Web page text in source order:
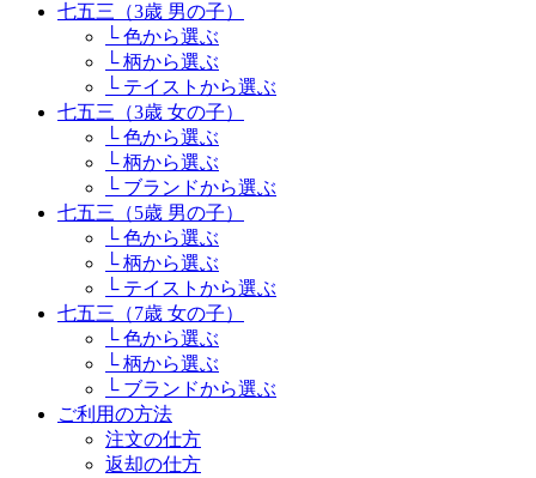
七五三（3歳 男の子）
└ 色から選ぶ
└ 柄から選ぶ
└ テイストから選ぶ
七五三（3歳 女の子）
└ 色から選ぶ
└ 柄から選ぶ
└ ブランドから選ぶ
七五三（5歳 男の子）
└ 色から選ぶ
└ 柄から選ぶ
└ テイストから選ぶ
七五三（7歳 女の子）
└ 色から選ぶ
└ 柄から選ぶ
└ ブランドから選ぶ
ご利用の方法
注文の仕方
返却の仕方